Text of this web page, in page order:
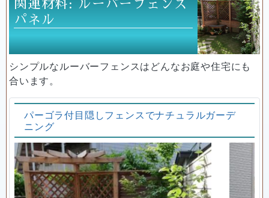
関連材料: ルーバーフェンス
パネル
シンプルなルーバーフェンスはどんなお庭や住宅にも
合います。
パーゴラ付目隠しフェンスでナチュラルガーデ
ニング